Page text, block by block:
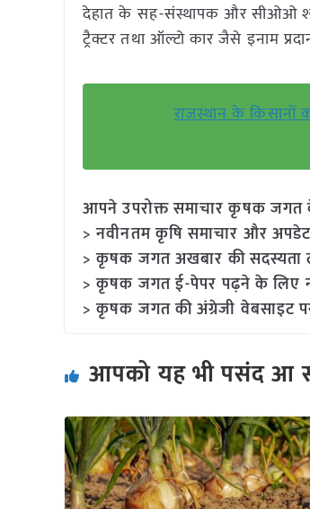
देहात के सह-संस्थापक और सीओओ
ट्रैक्टर तथा ऑल्टो कार जैसे इनाम
राजस्थान के
आपने उपरोक्त समाचार कृषक जगत
> नवीनतम कृषि समाचार और
> कृषक जगत अखबार की
> कृषक जगत ई-पेपर पढ़ने के लिए
> कृषक जगत की अंग्रेजी वेबसाइट
आपको यह भी पसंद आ